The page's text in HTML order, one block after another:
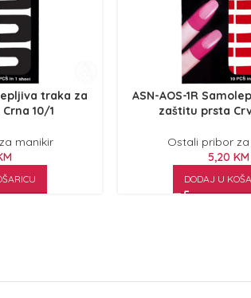
traka za
10/1
manikir
ASN-AOS-1R
zaštitu prsta
Ostali pribor
5,20 KM
DODAJ U